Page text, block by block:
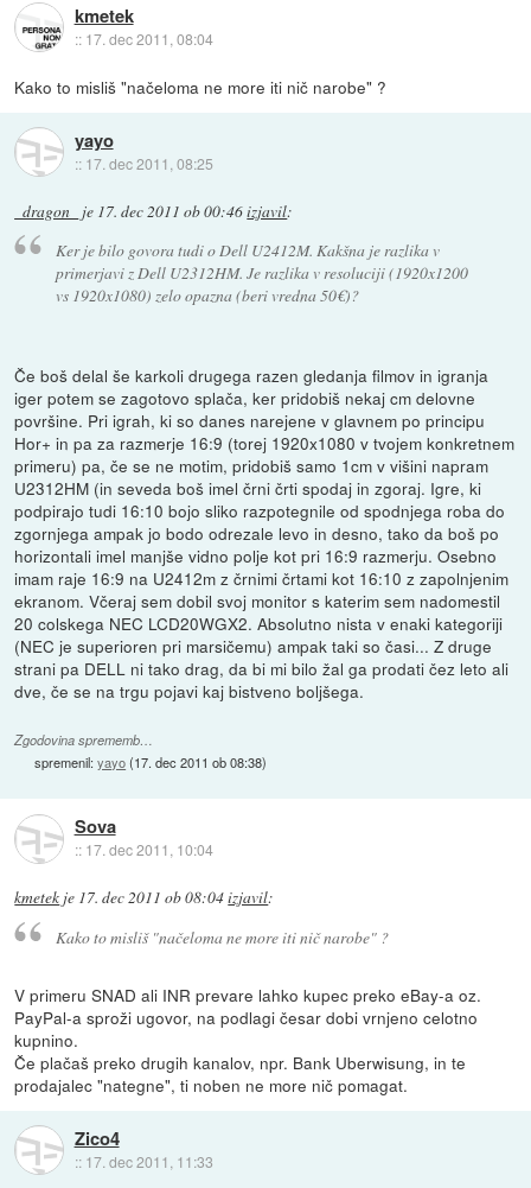
kmetek
:: 17. dec 2011, 08:04
Kako to misliš "načeloma ne more iti nič narobe" ?
yayo
:: 17. dec 2011, 08:25
_dragon_ je 17. dec 2011 ob 00:46izjavil:
Ker je bilo govora tudi o Dell U2412M. Kakšna je razlika v
primerjavi z Dell U2312HM. Je razlika v resoluciji (1920x1200
vs 1920x1080) zelo opazna (beri vredna 50€)?
Če boš delal še karkoli drugega razen gledanja filmov in igranja
iger potem se zagotovo splača, ker pridobiš nekaj cm delovne
površine. Pri igrah, ki so danes narejene v glavnem po principu
Hor+ in pa za razmerje 16:9 (torej 1920x1080 v tvojem konkretnem
primeru) pa, če se ne motim, pridobiš samo 1cm v višini napram
U2312HM (in seveda boš imel črni črti spodaj in zgoraj. Igre, ki
podpirajo tudi 16:10 bojo sliko razpotegnile od spodnjega roba do
zgornjega ampak jo bodo odrezale levo in desno, tako da boš po
horizontali imel manjše vidno polje kot pri 16:9 razmerju. Osebno
imam raje 16:9 na U2412m z črnimi črtami kot 16:10 z zapolnjenim
ekranom. Včeraj sem dobil svoj monitor s katerim sem nadomestil
20 colskega NEC LCD20WGX2. Absolutno nista v enaki kategoriji
(NEC je superioren pri marsičemu) ampak taki so časi... Z druge
strani pa DELL ni tako drag, da bi mi bilo žal ga prodati čez leto ali
dve, če se na trgu pojavi kaj bistveno boljšega.
Zgodovina sprememb…
spremenil:yayo(17. dec 2011 ob 08:38)
Sova
:: 17. dec 2011, 10:04
kmetek je 17. dec 2011 ob 08:04izjavil:
Kako to misliš "načeloma ne more iti nič narobe" ?
V primeru SNAD ali INR prevare lahko kupec preko eBay-a oz.
PayPal-a sproži ugovor, na podlagi česar dobi vrnjeno celotno
kupnino.
Če plačaš preko drugih kanalov, npr. Bank Uberwisung, in te
prodajalec "nategne", ti noben ne more nič pomagat.
Zico4
:: 17. dec 2011, 11:33